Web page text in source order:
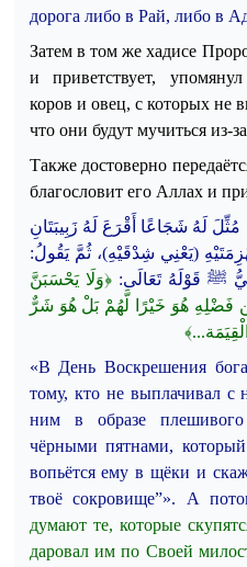
дорога либо в Рай, либо в
Затем в том же хадисе
и приветствует,
коров и овец, с которых не
что они будут мучиться из-
Также достоверно
благословит его Аллах и
مُثِّلَ لَهُ شَجَاعًا أَقْرَعَ لَهُ زَبِيبَتَانِ
(يَعْنِي شِدْقَيْهِ)، ثُمَّ يَقُولُ:
ﷺ قَوْلَهُ تَعَالَى: ﴿وَلَا يَحْسَبَنَّ
فَضْلِهِ هُوَ خَيْرًا لَّهُمْ بَلْ هُوَ شَرٌّ
الْقِيَمَة...﴾
«В День Воскрешения
тому, кто не выплачивал с
ним в образе
чёрными пятнами,
вопьётся ему в щёки и
твоё сокровище”». А
думают те, которые
даровал им по Своей